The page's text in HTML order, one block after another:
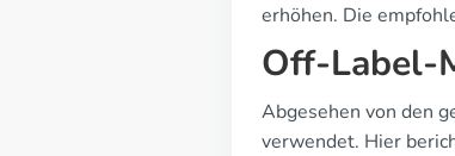
erhöhen. Die
Off-Label-
Abgesehen von den
verwendet. Hier